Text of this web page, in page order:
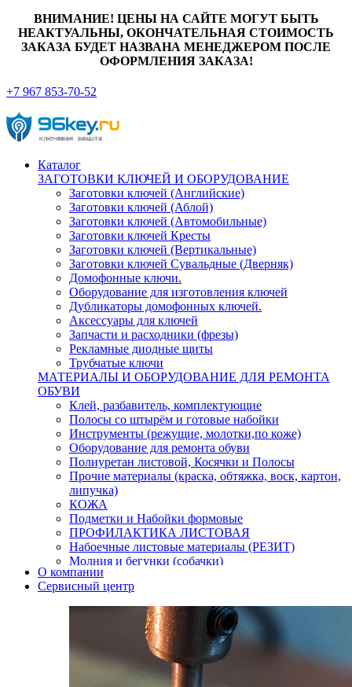
ВНИМАНИЕ! ЦЕНЫ НА САЙТЕ МОГУТ БЫТЬ
НЕАКТУАЛЬНЫ, ОКОНЧАТЕЛЬНАЯ СТОИМОСТЬ
ЗАКАЗА БУДЕТ НАЗВАНА МЕНЕДЖЕРОМ ПОСЛЕ
ОФОРМЛЕНИЯ ЗАКАЗА!
+7 967 853-70-52
Каталог
ЗАГОТОВКИ КЛЮЧЕЙ И ОБОРУДОВАНИЕ
Заготовки ключей (Английские)
Заготовки ключей (Аблой)
Заготовки ключей (Автомобильные)
Заготовки ключей Кресты
Заготовки ключей (Вертикальные)
Заготовки ключей Сувальдные (Дверняк)
Домофонные ключи.
Оборудование для изготовления ключей
Дубликаторы домофонных ключей.
Аксессуары для ключей
Запчасти и расходники (фрезы)
Рекламные диодные щиты
Трубчатые ключи
МАТЕРИАЛЫ И ОБОРУДОВАНИЕ ДЛЯ РЕМОНТА
ОБУВИ
Клей, разбавитель, комплектующие
Полосы со штырём и готовые набойки
Инструменты (режущие, молотки,по коже)
Оборудование для ремонта обуви
Полиуретан листовой, Косячки и Полосы
Прочие материалы (краска, обтяжка, воск, картон,
липучка)
КОЖА
Подметки и Набойки формовые
ПРОФИЛАКТИКА ЛИСТОВАЯ
Набоечные листовые материалы (РЕЗИТ)
Молния и бегунки (собачки)
Нитки,иглы-шило,крючки.
Уход и косметика для обуви
Кнопки (магнитые,кобурные)
Пряжки для ремня
О компании
Сервисный центр